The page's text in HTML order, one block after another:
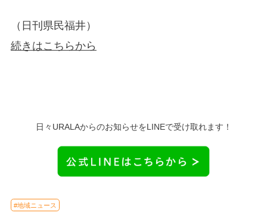
（日刊県民福井）
続きはこちらから
日々URALAからのお知らせをLINEで受け取れます！
#地域ニュース